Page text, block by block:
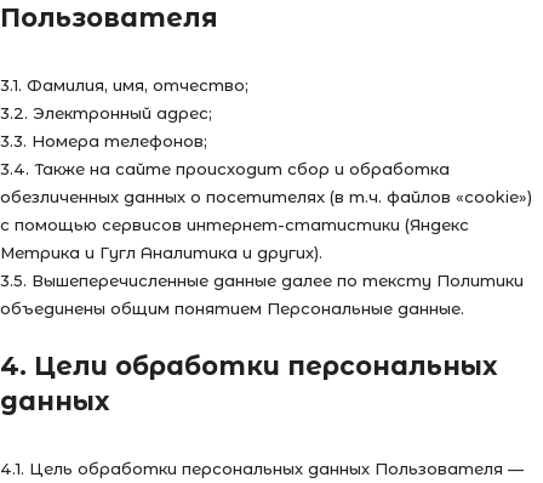
Пользователя
3.1. Фамилия, имя, отчество;
3.2. Электронный адрес;
3.3. Номера телефонов;
3.4. Также на сайте происходит сбор и обработка
обезличенных данных о посетителях (в т.ч. файлов «cookie»)
с помощью сервисов интернет-статистики (Яндекс
Метрика и Гугл Аналитика и других).
3.5. Вышеперечисленные данные далее по тексту Политики
объединены общим понятием Персональные данные.
4. Цели обработки персональных
данных
4.1. Цель обработки персональных данных Пользователя —